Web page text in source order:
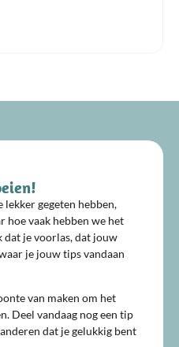
gegeten hebben,
hoe vaak hebben we het
dat je voorlas, dat jouw
je jouw tips vandaan
van maken om het
Deel vandaag nog een tip
dat je gelukkig bent